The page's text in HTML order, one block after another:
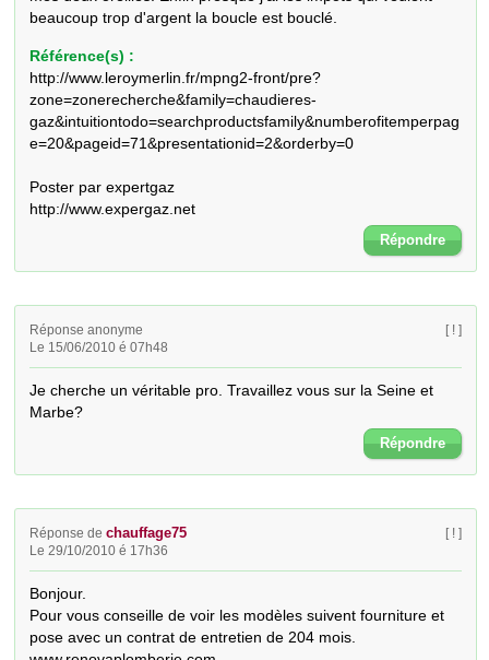
beaucoup trop d'argent la boucle est bouclé.
Référence(s) :
http://www.leroymerlin.fr/mpng2-front/pre?
zone=zonerecherche&family=chaudieres-
gaz&intuitiontodo=searchproductsfamily&numberofitemperpag
e=20&pageid=71&presentationid=2&orderby=0
Poster par expertgaz
http://www.expergaz.net
Répondre
Réponse anonyme
Le 15/06/2010 é 07h48
[ ! ]
Je cherche un véritable pro. Travaillez vous sur la Seine et
Marbe?
Répondre
Réponse dechauffage75
Le 29/10/2010 é 17h36
[ ! ]
Bonjour.
Pour vous conseille de voir les modèles suivent fourniture et
pose avec un contrat de entretien de 204 mois.